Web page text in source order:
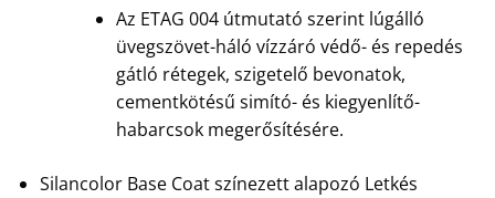
Az ETAG 004 útmutató szerint lúgálló
üvegszövet-háló vízzáró védő- és repedés
gátló rétegek, szigetelő bevonatok,
cementkötésű simító- és kiegyenlítő-
habarcsok megerősítésére.
Silancolor Base Coat színezett alapozó Letkés